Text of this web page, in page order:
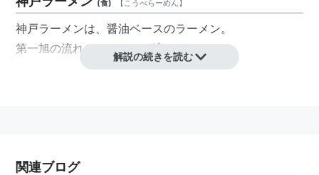
(食) 【こうべらーめん】
神戸ラーメンは、醤油ベースのラーメン。
第一旭の流れともっこすの流れがある。
解説の続きを読む
関連ブログ